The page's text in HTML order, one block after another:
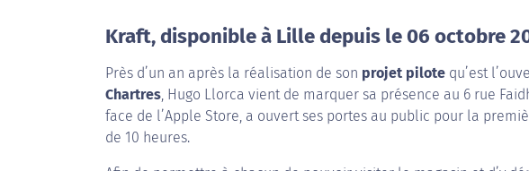
Kraft, disponible à Lille depuis le 06 octobre
Près d’un an après la réalisation de son projet pilote qu’est
Chartres, Hugo Llorca vient de marquer sa présence au 6 rue
face de l’Apple Store, a ouvert ses portes au public pour la
de 10 heures.